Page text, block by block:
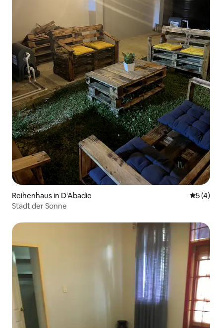
Reihenhaus in D'Abadie
5 (4)
Stadt der Sonne